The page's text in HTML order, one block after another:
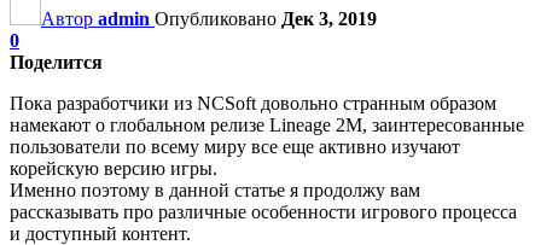
Автор admin Опубликовано Дек 3, 2019
0
Поделится
Пока разработчики из NCSoft довольно странным образом
намекают о глобальном релизе Lineage 2M, заинтересованные
пользователи по всему миру все еще активно изучают
корейскую версию игры.
Именно поэтому в данной статье я продолжу вам
рассказывать про различные особенности игрового процесса
и доступный контент.